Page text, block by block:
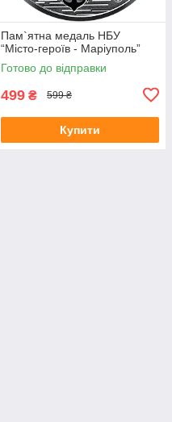
Пам`ятна медаль НБУ
“Місто-героїв - Маріуполь”
Готово до відправки
499 ₴ 599 ₴
Купити